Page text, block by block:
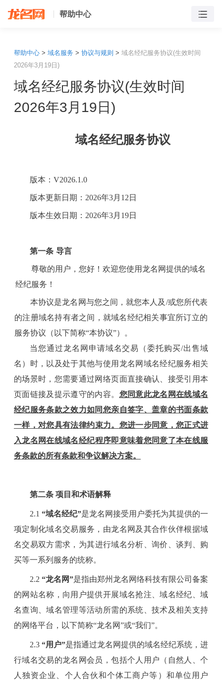
帮助中心
帮助中心 > 域名服务 > 协议与规则 > 域名经纪服务协议(生效时间
2026年3月19日)
域名经纪服务协议(生效时间
2026年3月19日)
域名经纪服务协议
版本： V2026.1.0
版本更新日期： 2026年3月 12 日
版本生效日期： 2026年3月 19日
第一条 导言
尊敬的用户，您好！欢迎您使用龙名网提供的域名
经纪服务！
本协议是龙名网与您之间，就您本人及 /或您所代表
的注册域名持有者之间，就域名经纪相关事宜所订立的
服务协议（以下简称“本协议”）。
当您通过龙名网 申请域名交易（委托购买/出售域
名） 时，以及处于其他与使用 龙名网 域名经纪服务相关
的场景时，您需要通过网络页面直接确认、接受引用本
页面链接及提示遵守的内容。 您同意此龙名网在线域名
经纪服务条款之效力如同 您亲自签字、盖章的书面条款
一样，对您具有法律约束力。 您进一步同意，您正式进
入龙名网在线域名经纪程序即意味着您同意了本在线服
务条款的所有条款和争议解决方案。
第二条 项目和术语解释
2.1 “域名经纪”是龙名网接受用户委托为其提供的一
项定制化域名交易服务，由龙名网及其合作伙伴根据域
名交易双方需求， 为其进行域名分析、询价、谈判、购
买等一系列服务的统称。
2.2 “龙名网”是指由郑州龙名网络科技有限公司备案
的网站名称，向用户提供开展域名抢注、域名经纪、域
名查询、域名管理等活动所需的系统、技术及相关支持
的网络平台，以下简称“龙名网”或“我们”。
2.3 “用户”是指通过龙名网提供的域名经纪系统，进
行域名交易的龙名网会员，包括个人用户（自然人、个
人独资企业、个人合伙和个体工商户等）和单位用户